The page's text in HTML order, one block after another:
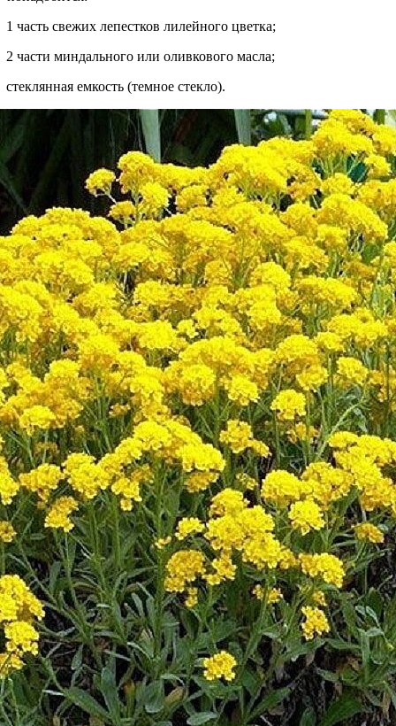
1 часть свежих лепестков лилейного цветка;
2 части миндального или оливкового масла;
стеклянная емкость (темное стекло).